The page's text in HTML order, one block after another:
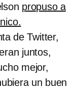
propuso a
de Twitter,
juntos,
mejor,
un buen